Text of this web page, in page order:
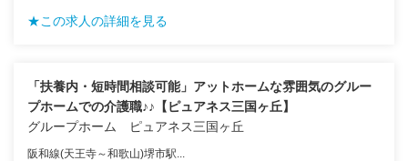
★この求人の詳細を見る
「扶養内・短時間相談可能」アットホームな雰囲気のグルー
プホームでの介護職♪♪【ピュアネス三国ヶ丘】
グループホーム ピュアネス三国ヶ丘
阪和線(天王寺～和歌山)堺市駅...